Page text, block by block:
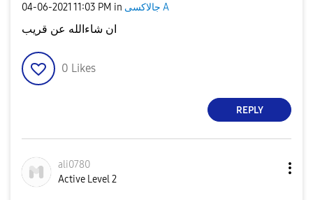
‎04-06-2021 11:03 PM in جالاكسى A
ان شاءالله عن قريب
0 Likes
REPLY
ali0780
Active Level 2